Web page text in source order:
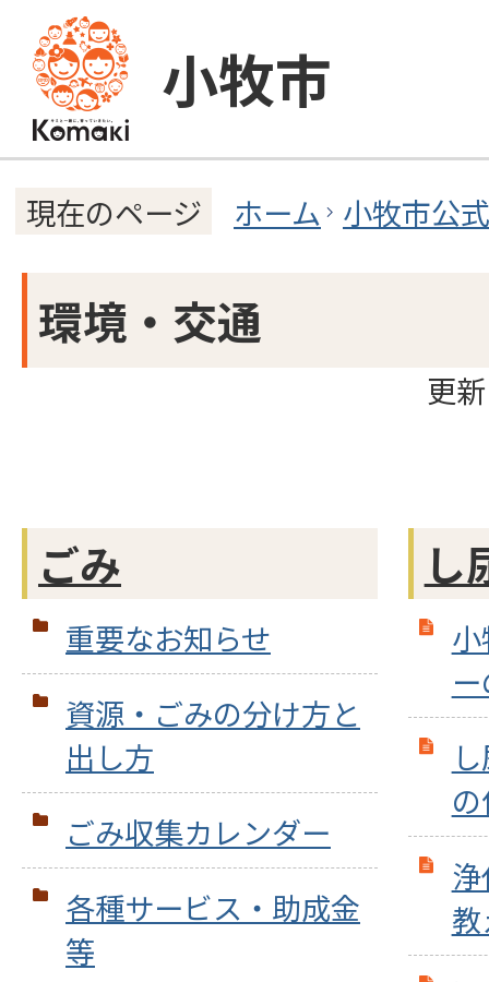
小牧市
現在のページ ホーム 小牧市公
環境・交通
更
ごみ
重要なお知らせ
資源・ごみの分け方と
出し方
ごみ収集カレンダー
各種サービス・助成金
等
し